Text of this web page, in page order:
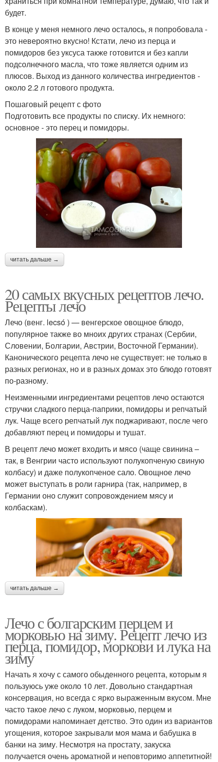
будет.
В конце у меня немного лечо осталось, я попробовала -
это невероятно вкусно! Кстати, лечо из перца и
помидоров без уксуса также готовится и без капли
подсолнечного масла, что тоже является одним из
плюсов. Выход из данного количества ингредиентов -
около 2.2 л готового продукта.
Пошаговый рецепт с фото
Подготовить все продукты по списку. Их немного:
основное - это перец и помидоры.
читать дальше →
20 самых вкусных рецептов лечо.
Рецепты лечо
Лечо (венг. lecsó ) — венгерское овощное блюдо,
популярное также во мноих других странах (Сербии,
Словении, Болгарии, Австрии, Восточной Германии).
Канонического рецепта лечо не существует: не только в
разных регионах, но и в разных домах это блюдо готовят
по-разному.
Неизменными ингредиентами рецептов лечо остаются
стручки сладкого перца-паприки, помидоры и репчатый
лук. Чаще всего репчатый лук поджаривают, после чего
добавляют перец и помидоры и тушат.
В рецепт лечо может входить и мясо (чаще свинина –
так, в Венгрии часто используют полукопченую свиную
колбасу) и даже полукопченое сало. Овощное лечо
может выступать в роли гарнира (так, например, в
Германии оно служит сопровождением мясу и
колбаскам).
читать дальше →
Лечо с болгарским перцем и
морковью на зиму. Рецепт лечо из
перца, помидор, моркови и лука на
зиму
Начать я хочу с самого обыденного рецепта, которым я
пользуюсь уже около 10 лет. Довольно стандартная
консервация, но всегда с ярко выраженным вкусом. Мне
часто такое лечо с луком, морковью, перцем и
помидорами напоминает детство. Это один из вариантов
угощения, которое закрывали моя мама и бабушка в
банки на зиму. Несмотря на простату, закуска
получается очень ароматной и неповторимо аппетитной!